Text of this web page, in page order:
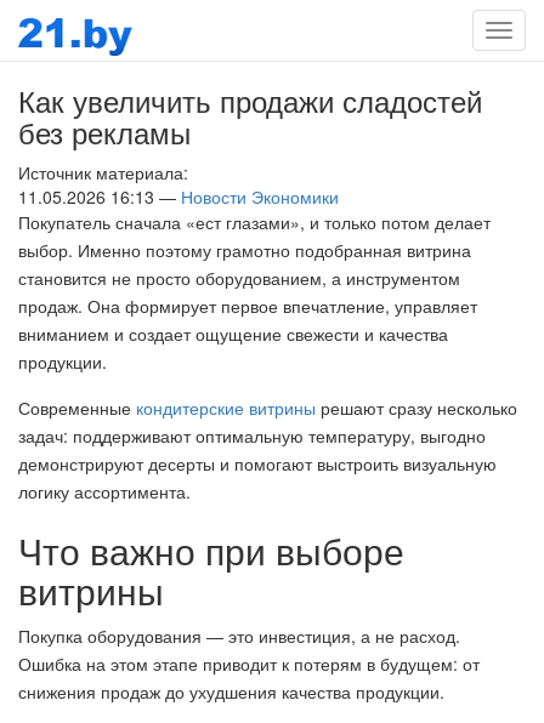
Меню
Как увеличить продажи сладостей
без рекламы
Источник материала:
11.05.2026 16:13 — Новости Экономики
Покупатель сначала «ест глазами», и только потом делает
выбор. Именно поэтому грамотно подобранная витрина
становится не просто оборудованием, а инструментом
продаж. Она формирует первое впечатление, управляет
вниманием и создает ощущение свежести и качества
продукции.
Современные кондитерские витрины решают сразу несколько
задач: поддерживают оптимальную температуру, выгодно
демонстрируют десерты и помогают выстроить визуальную
логику ассортимента.
Что важно при выборе
витрины
Покупка оборудования — это инвестиция, а не расход.
Ошибка на этом этапе приводит к потерям в будущем: от
снижения продаж до ухудшения качества продукции.